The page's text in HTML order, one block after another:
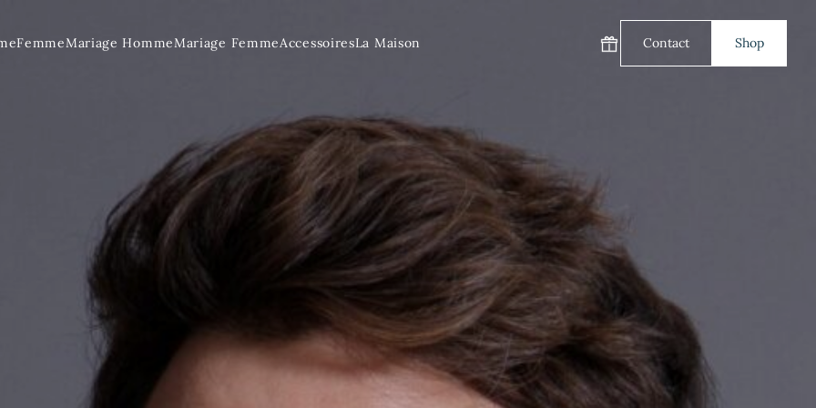
FemmeMariage HommeMariage FemmeAccessoiresLa Maison Carte cadeau
Contact Shop